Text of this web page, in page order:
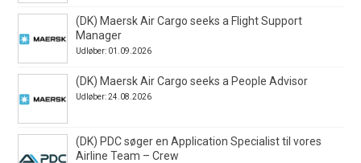
(DK) Maersk Air Cargo seeks a Flight Support
Manager
Udløber: 01.09.2026
(DK) Maersk Air Cargo seeks a People Advisor
Udløber: 24.08.2026
(DK) PDC søger en Application Specialist til vores
Airline Team – Crew